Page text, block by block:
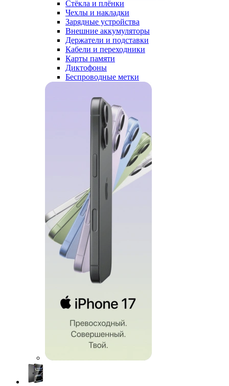
Стёкла и плёнки
Чехлы и накладки
Зарядные устройства
Внешние аккумуляторы
Держатели и подставки
Кабели и переходники
Карты памяти
Диктофоны
Беспроводные метки